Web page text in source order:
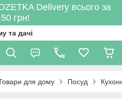
Delivery всього за
грн!
та дачі
для дому Посуд